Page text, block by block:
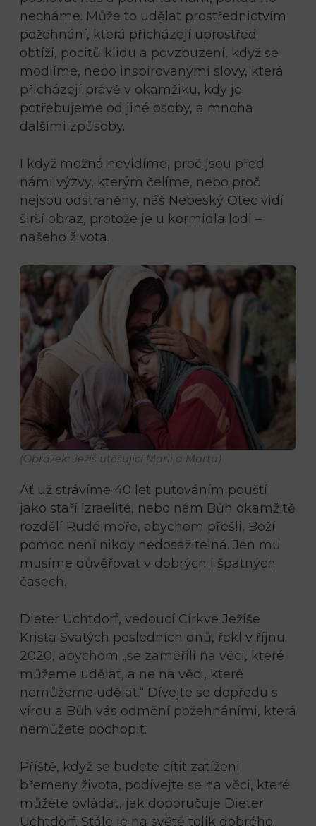
necháme. Může to udělat prostřednictvím
požehnání, která přicházejí uprostřed
obtíží, pocitů klidu a povzbuzení, když se
modlíme, nebo inspirovanými slovy, která
přicházejí právě v okamžiku, kdy je
potřebujeme od jiné osoby, a mnoha
dalšími způsoby.
I když možná nevidíme, proč jsou před
námi výzvy, kterým čelíme, nebo proč
nejsou odstraněny, náš Nebeský Otec vidí
širší obraz, protože je u kormidla lodi –
našeho života.
(Obrázek: Ježíš utěšující Marii a Martu)
Ať už strávíme 40 let putováním pouští
jako staří Izraelité, nebo nám Bůh okamžitě
rozdělí Rudé moře, abychom přešli, Boží
pomoc není nikdy nedosažitelná. Jen mu
musíme důvěřovat v dobrých i špatných
časech.
Dieter Uchtdorf, vedoucí Církve Ježíše
Krista Svatých posledních dnů, řekl v říjnu
2020, abychom „se zaměřili na věci, které
můžeme udělat, a ne na věci, které
nemůžeme udělat.“ Dívejte se dopředu s
vírou a Bůh vás odmění požehnáními, která
nemůžete pochopit.
Příště, když se budete cítit zatíženi
břemeny života, podívejte se na věci, které
můžete ovládat, jak doporučuje Dieter
Uchtdorf. Stále je na světě tolik dobrého